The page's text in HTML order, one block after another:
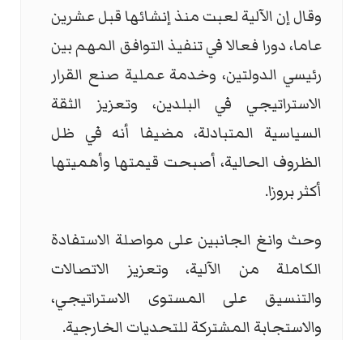
وقال إن الآلية لعبت منذ إنشائها قبل عشرين
عاما، دورا فعالا في تنفيذ التوافق المهم بين
رئيسي الدولتين، وخدمة عملية صنع القرار
الاستراتيجي في البلدين، وتعزيز الثقة
السياسية المتبادلة، مضيفا أنه في ظل
الظروف الحالية، أصبحت قيمتها وأهميتها
أكثر بروزا.
وحث وانغ الجانبين على مواصلة الاستفادة
الكاملة من الآلية، وتعزيز الاتصالات
والتنسيق على المستوى الاستراتيجي،
والاستجابة المشتركة للتحديات الخارجية.